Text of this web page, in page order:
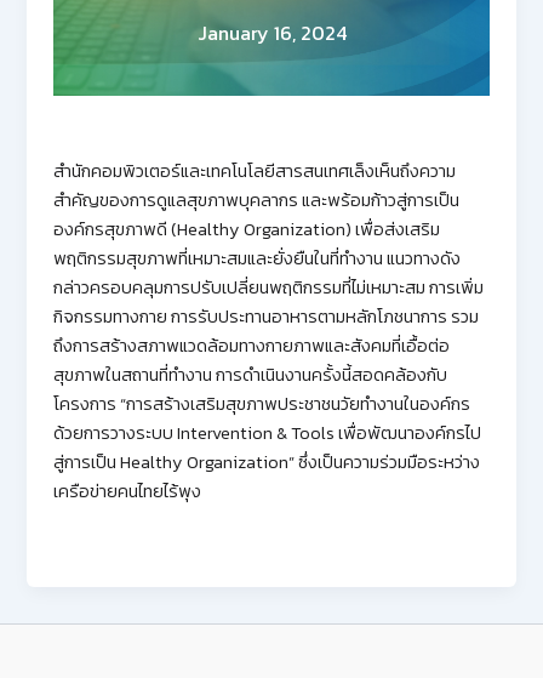
January 16, 2024
สำนักคอมพิวเตอร์และเทคโนโลยีสารสนเทศเล็งเห็นถึงความ
สำคัญของการดูแลสุขภาพบุคลากร และพร้อมก้าวสู่การเป็น
องค์กรสุขภาพดี (Healthy Organization) เพื่อส่งเสริม
พฤติกรรมสุขภาพที่เหมาะสมและยั่งยืนในที่ทำงาน แนวทางดัง
กล่าวครอบคลุมการปรับเปลี่ยนพฤติกรรมที่ไม่เหมาะสม การเพิ่ม
กิจกรรมทางกาย การรับประทานอาหารตามหลักโภชนาการ รวม
ถึงการสร้างสภาพแวดล้อมทางกายภาพและสังคมที่เอื้อต่อ
สุขภาพในสถานที่ทำงาน การดำเนินงานครั้งนี้สอดคล้องกับ
โครงการ “การสร้างเสริมสุขภาพประชาชนวัยทำงานในองค์กร
ด้วยการวางระบบ Intervention & Tools เพื่อพัฒนาองค์กรไป
สู่การเป็น Healthy Organization” ซึ่งเป็นความร่วมมือระหว่าง
เครือข่ายคนไทยไร้พุง